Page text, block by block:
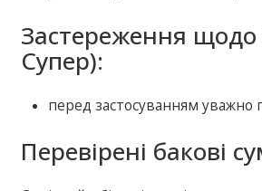
Застереження щодо
Супер):
перед застосуванням уважно
Перевірені бакові